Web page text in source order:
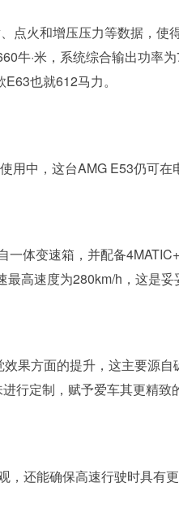
点火和增压压力等数据，使
牛·米，系统综合输出功率
也就612马力。
用中，这台AMG E53仍可
体变速箱，并配备
高速度为280km/h，这是妥
果方面的提升，这主要源
行定制，赋予爱车其更精致
还能确保高速行驶时具有更